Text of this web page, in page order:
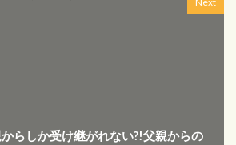
らしか受け継がれない?!父親からの